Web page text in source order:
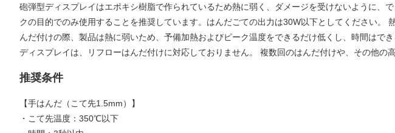
砲弾型ディスプレイはエポキシ樹脂で作られているため熱に弱く、ダメージを受けないように
クの目的でのみ使用することを推奨しています。はんだごての出力は30W以下としてください
んだ付けの際、製品は熱に弱いため、予備加熱およびピーク温度をできるだけ低くし、時間は
ディスプレイは、リフローはんだ付けに対応しておりません。 複数回のはんだ付けや、その他の
推奨条件
【手はんだ（こて先1.5mm）】
・こて先温度：350℃以下